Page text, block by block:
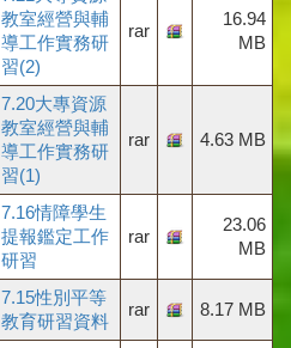
教室經營與輔
導工作實務研
習(2)
rar
16.94
MB
7.20大專資源
教室經營與輔
導工作實務研
習(1)
rar 4.63 MB
7.16情障學生
提報鑑定工作
研習
rar
23.06
MB
7.15性別平等
教育研習資料
rar 8.17 MB